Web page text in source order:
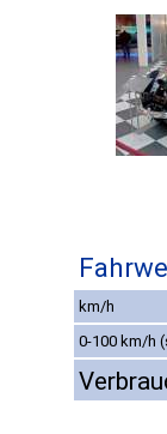
km/h
0-100 km/h